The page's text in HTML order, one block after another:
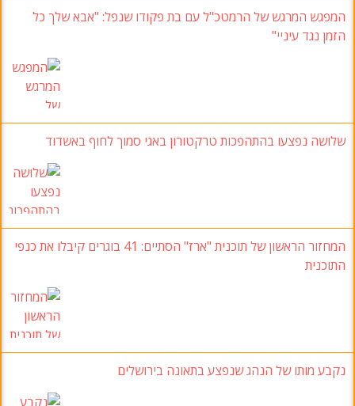
המפגש המרגש של הרמטכ"ל עם בת פקודו שנפל: "אבא שלך כל
הזמן נגד עיניי"
שלושה נפצעו בהתהפכות טרקטורון באגי סמוך לחוף באשדוד
המחזור הראשון של תוכנית "ארז" הסתיים: 41
בוגרים קיבלו את כנפי
התוכנית
נקבע מותו של הנהג שנפצע בתאונה בירושלים